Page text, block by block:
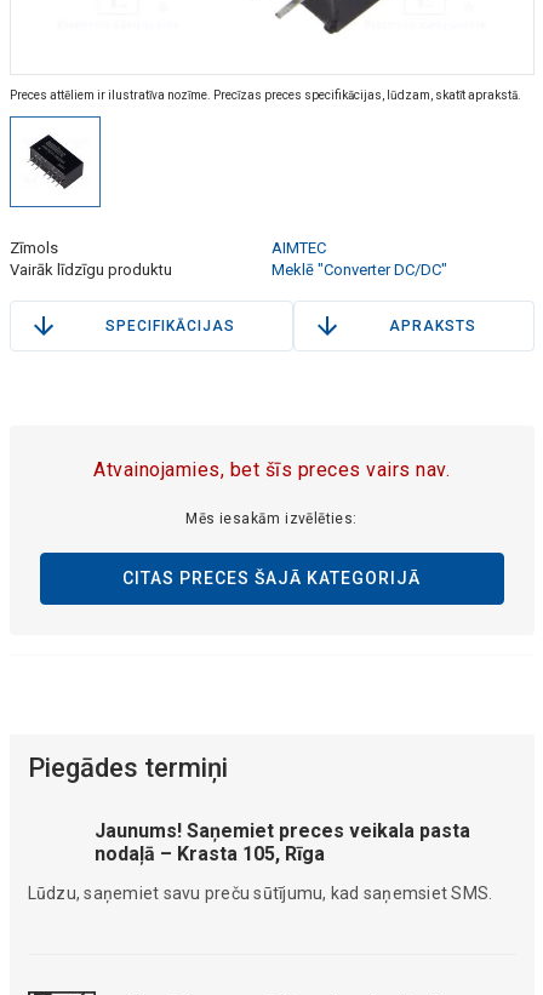
Preces attēliem ir ilustratīva nozīme. Precīzas preces specifikācijas, lūdzam, skatīt aprakstā.
Zīmols
AIMTEC
Vairāk līdzīgu produktu
Meklē "Converter DC/DC"
SPECIFIKĀCIJAS APRAKSTS
Atvainojamies, bet šīs preces vairs nav.
Mēs iesakām izvēlēties:
CITAS PRECES ŠAJĀ KATEGORIJĀ
Piegādes termiņi
Jaunums! Saņemiet preces veikala pasta
nodaļā – Krasta 105, Rīga
Lūdzu, saņemiet savu preču sūtījumu, kad saņemsiet SMS.